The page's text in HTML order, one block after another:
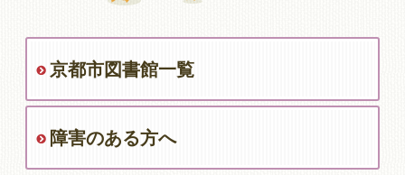
京都市図書館一覧
障害のある方へ